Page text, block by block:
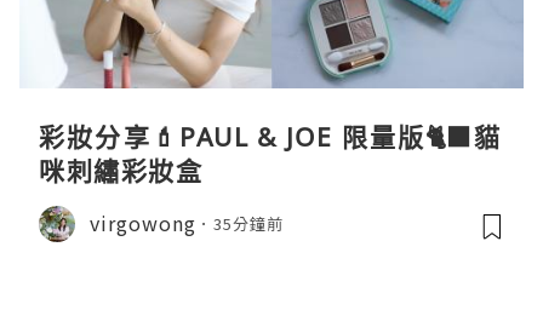
彩妝分享💄PAUL & JOE 限量版🐈‍⬛貓
咪刺繡彩妝盒
virgowong 35分鐘前